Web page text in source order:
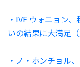
・IVE ウォニョン
いの結果に大満足（
・ノ・ホンチョル